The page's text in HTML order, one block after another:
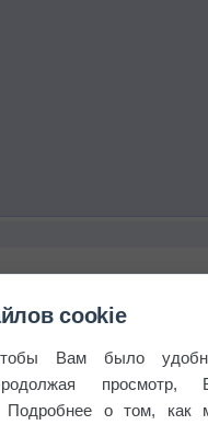
cookie
Вам было
просмотр,
Подробнее о том, как